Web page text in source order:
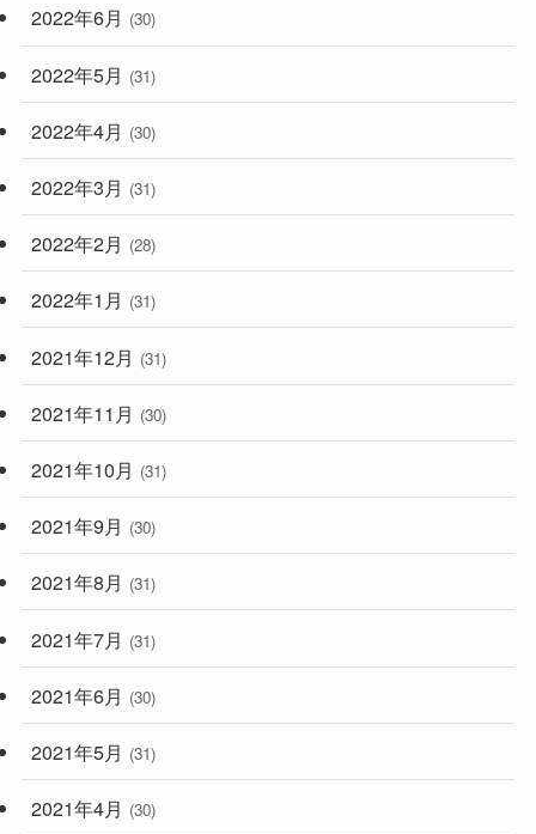
2022年6月 (30)
2022年5月 (31)
2022年4月 (30)
2022年3月 (31)
2022年2月 (28)
2022年1月 (31)
2021年12月 (31)
2021年11月 (30)
2021年10月 (31)
2021年9月 (30)
2021年8月 (31)
2021年7月 (31)
2021年6月 (30)
2021年5月 (31)
2021年4月 (30)